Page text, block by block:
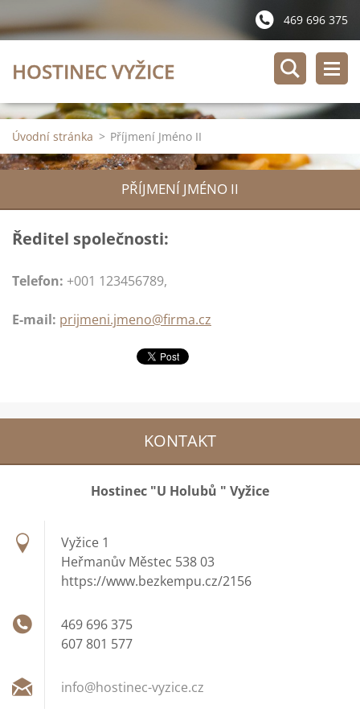
469 696 375
HOSTINEC VYŽICE
Úvodní stránka > Příjmení Jméno II
PŘÍJMENÍ JMÉNO II
Ředitel společnosti:
Telefon: +001 123456789,
E-mail: prijmeni.jmeno@firma.cz
KONTAKT
Hostinec "U Holubů " Vyžice
Vyžice 1
Heřmanův Městec 538 03
https://www.bezkempu.cz/2156
469 696 375
607 801 577
info@hostinec-vyzice.cz